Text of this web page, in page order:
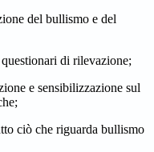
del bullismo e del
di rilevazione;
e sensibilizzazione sul
ciò che riguarda bullismo